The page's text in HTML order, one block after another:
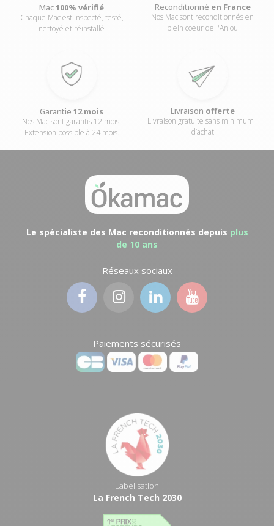
Mac100% vérifié
Chaque Mac est inspecté, testé,
nettoyé et réinstallé
Reconditionné en France
Nos Mac sont reconditionnés en
plein coeur de l'Anjou
Garantie 12 mois
Nos Mac sont garantis 12 mois.
Extension possible à 24 mois.
Livraison offerte
Livraison gratuite sans minimum
d’achat
Le spécialiste des Mac reconditionnés depuis plus
de 10 ans
Réseaux sociaux
Paiements sécurisés
Labelisation
La French Tech 2030